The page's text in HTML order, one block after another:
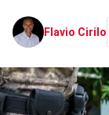
Flavio Cirilo